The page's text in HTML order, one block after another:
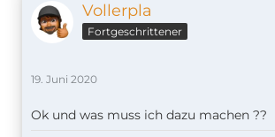
Vollerpla
Fortgeschrittener
19. Juni 2020
Ok und was muss ich dazu machen ??